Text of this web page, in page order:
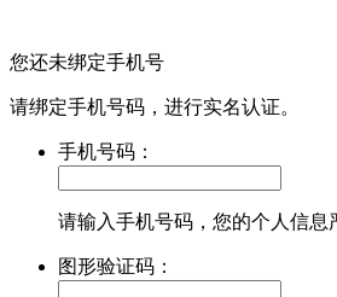
您还未绑定手机号
请绑定手机号码，进行实名认证。
手机号码：
请输入手机号码，您的个人信息
图形验证码：